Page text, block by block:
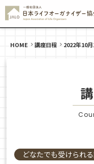
HOME 講座日程 2022年10
どなたでも受けられ